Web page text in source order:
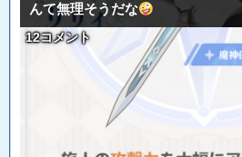
んて無理そうだな
12コメント